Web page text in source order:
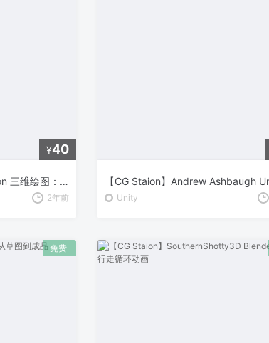
¥40
【CG Staion】Brent Eviston 三维绘图：绘图实验室 Part 2
2年前 Unity